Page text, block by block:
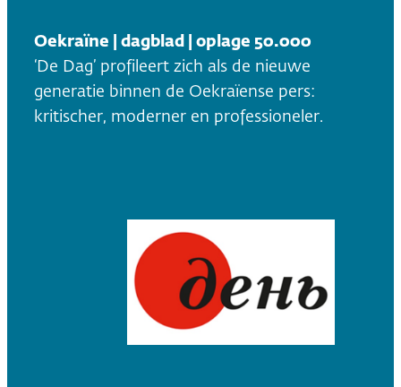
Oekraïne | dagblad | oplage 50.000
‘De Dag’ profileert zich als de nieuwe
generatie binnen de Oekraïense pers:
kritischer, moderner en professioneler.